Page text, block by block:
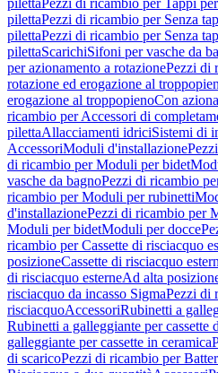
pilettaPezzi di ricambio per Tappi
pilettaPezzi di ricambio per Senza
pilettaPezzi di ricambio per Senza
pilettaScarichiSifoni per vasche da
per azionamento a rotazionePezzi di
rotazione ed erogazione al
erogazione al troppopienoCon
ricambio per Accessori di
pilettaAllacciamenti idriciSistemi di
AccessoriModuli d'installazione
di ricambio per Moduli per bidet
vasche da bagnoPezzi di ricambio
ricambio per Moduli per rubinetti
d'installazionePezzi di ricambio per
Moduli per bidetModuli per docce
ricambio per Cassette di risciacquo
posizioneCassette di risciacquo
di risciacquo esterneAd alta
risciacquo da incasso SigmaPezzi di
risciacquoAccessoriRubinetti a
Rubinetti a galleggiante per cassette
galleggiante per cassette in ceramica
di scaricoPezzi di ricambio per